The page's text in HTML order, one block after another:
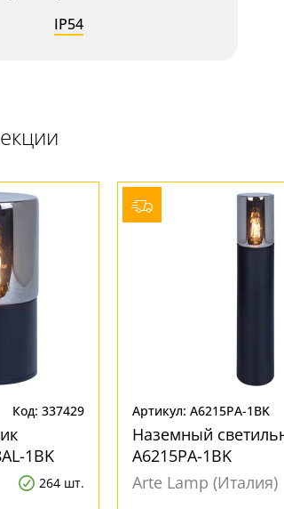
доставка
IP54
Код: 337429
1BK
264 шт.
Артикул: A6215PA-1BK
Наземный
A6215PA-1BK
Arte Lamp (Италия)